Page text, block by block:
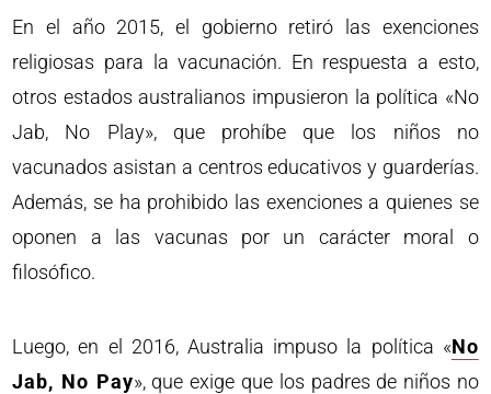
En el año 2015, el gobierno retiró las exenciones
religiosas para la vacunación. En respuesta a esto,
otros estados australianos impusieron la política «No
Jab, No Play», que prohíbe que los niños no
vacunados asistan a centros educativos y guarderías.
Además, se ha prohibido las exenciones a quienes se
oponen a las vacunas por un carácter moral o
filosófico.
Luego, en el 2016, Australia impuso la política «No
Jab, No Pay», que exige que los padres de niños no